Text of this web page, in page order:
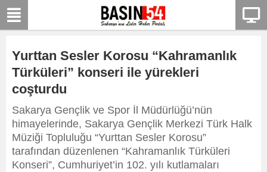
Yurttan Sesler Korosu “Kahramanlık
Türküleri” konseri ile yürekleri
coşturdu
Sakarya Gençlik ve Spor İl Müdürlüğü’nün
himayelerinde, Sakarya Gençlik Merkezi Türk Halk
Müziği Topluluğu “Yurttan Sesler Korosu”
tarafından düzenlenen “Kahramanlık Türküleri
Konseri”, Cumhuriyet’in 102. yılı kutlamaları